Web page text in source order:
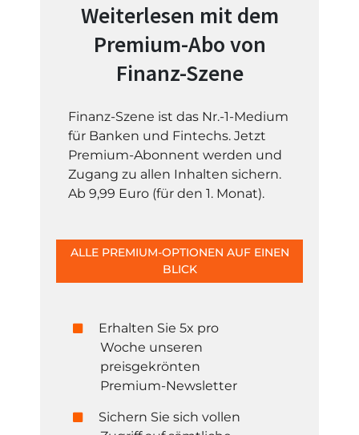
Weiterlesen mit dem
Premium-Abo von
Finanz-Szene
Finanz-Szene ist das Nr.-1-Medium
für Banken und Fintechs. Jetzt
Premium-Abonnent werden und
Zugang zu allen Inhalten sichern.
Ab 9,99 Euro (für den 1. Monat).
ALLE PREMIUM-OPTIONEN AUF EINEN
BLICK
Erhalten Sie 5x pro
Woche unseren
preisgekrönten
Premium-Newsletter
Sichern Sie sich vollen